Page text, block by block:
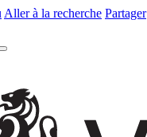
Aller à la recherche Partager